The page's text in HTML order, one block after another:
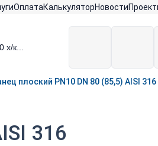
ОплатаКалькуляторНовости
плоский PN10 DN 80 (85,5) AISI 316
316